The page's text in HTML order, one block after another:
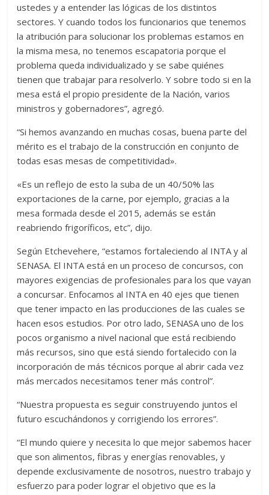
ustedes y a entender las lógicas de los distintos
sectores. Y cuando todos los funcionarios que tenemos
la atribución para solucionar los problemas estamos en
la misma mesa, no tenemos escapatoria porque el
problema queda individualizado y se sabe quiénes
tienen que trabajar para resolverlo. Y sobre todo si en la
mesa está el propio presidente de la Nación, varios
ministros y gobernadores”, agregó.
“Si hemos avanzando en muchas cosas, buena parte del
mérito es el trabajo de la construcción en conjunto de
todas esas mesas de competitividad».
«Es un reflejo de esto la suba de un 40/50% las
exportaciones de la carne, por ejemplo, gracias a la
mesa formada desde el 2015, además se están
reabriendo frigoríficos, etc”, dijo.
Según Etchevehere, “estamos fortaleciendo al INTA y al
SENASA. El INTA está en un proceso de concursos, con
mayores exigencias de profesionales para los que vayan
a concursar. Enfocamos al INTA en 40 ejes que tienen
que tener impacto en las producciones de las cuales se
hacen esos estudios. Por otro lado, SENASA uno de los
pocos organismo a nivel nacional que está recibiendo
más recursos, sino que está siendo fortalecido con la
incorporación de más técnicos porque al abrir cada vez
más mercados necesitamos tener más control”.
“Nuestra propuesta es seguir construyendo juntos el
futuro escuchándonos y corrigiendo los errores”.
“El mundo quiere y necesita lo que mejor sabemos hacer
que son alimentos, fibras y energías renovables, y
depende exclusivamente de nosotros, nuestro trabajo y
esfuerzo para poder lograr el objetivo que es la